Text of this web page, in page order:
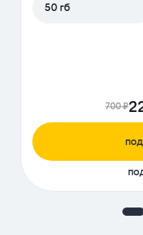
50 гб
700 ₽